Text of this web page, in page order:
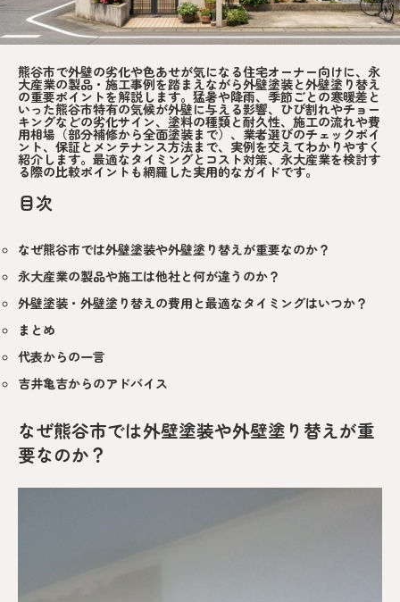
熊谷市で外壁の劣化や色あせが気になる住宅オーナー向けに、永
大産業の製品・施工事例を踏まえながら外壁塗装と外壁塗り替え
の重要ポイントを解説します。猛暑や降雨、季節ごとの寒暖差と
いった熊谷市特有の気候が外壁に与える影響、ひび割れやチョー
キングなどの劣化サイン、塗料の種類と耐久性、施工の流れや費
用相場（部分補修から全面塗装まで）、業者選びのチェックポイ
ント、保証とメンテナンス方法まで、実例を交えてわかりやすく
紹介します。最適なタイミングとコスト対策、永大産業を検討す
る際の比較ポイントも網羅した実用的なガイドです。
目次
なぜ熊谷市では外壁塗装や外壁塗り替えが重要なのか？
永大産業の製品や施工は他社と何が違うのか？
外壁塗装・外壁塗り替えの費用と最適なタイミングはいつか？
まとめ
代表からの一言
吉井亀吉からのアドバイス
なぜ熊谷市では外壁塗装や外壁塗り替えが重
要なのか？